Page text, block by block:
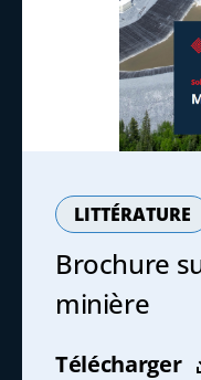
LITTÉRATURE
Brochure
minière
Télécharger